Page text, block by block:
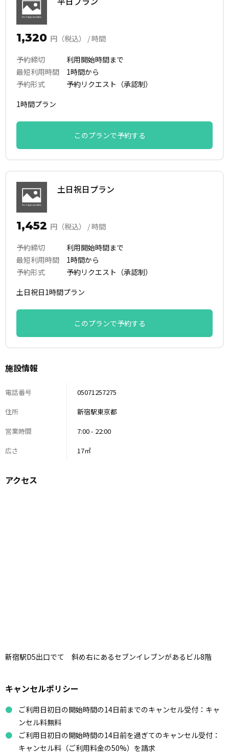
1,320 円（税込） / 時間
予約締切 利用開始時間まで
最短利用時間 1時間から
予約形式 予約リクエスト（承認制）
1時間プラン
このプランで予約する
土日祝日プラン
1,452 円（税込） / 時間
予約締切 利用開始時間まで
最短利用時間 1時間から
予約形式 予約リクエスト（承認制）
土日祝日1時間プラン
このプランで予約する
施設情報
電話番号
05071257275
住所
新宿駅東京都
営業時間
7:00 - 22:00
広さ
17㎡
アクセス
新宿駅D5出口でて 斜め右にあるセブンイレブンがあるビル8階
キャンセルポリシー
ご利用日初日の開始時間の14日前までのキャンセル受付：キャ
ンセル料無料
ご利用日初日の開始時間の14日前を過ぎてのキャンセル受付：
キャンセル料（ご利用料金の50%）を請求